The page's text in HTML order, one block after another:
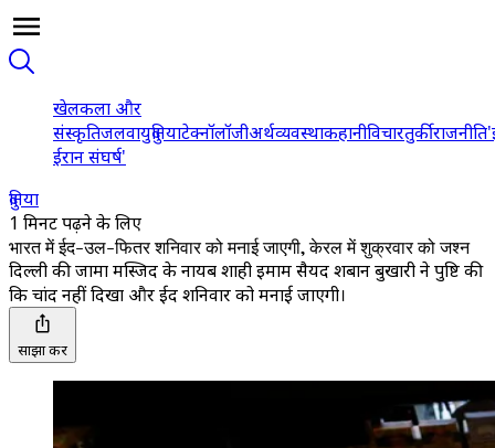
खेलकला और
संस्कृतिजलवायुदुनियाटेक्नॉलॉजीअर्थव्यवस्थाकहानीविचारतुर्कीराजनीति
ईरान संघर्ष'
दुनिया
1 मिनट पढ़ने के लिए
भारत में ईद-उल-फितर शनिवार को मनाई जाएगी, केरल में शुक्रवार को जश्न
दिल्ली की जामा मस्जिद के नायब शाही इमाम सैयद शबान बुखारी ने पुष्टि की
कि चांद नहीं दिखा और ईद शनिवार को मनाई जाएगी।
साझा करें